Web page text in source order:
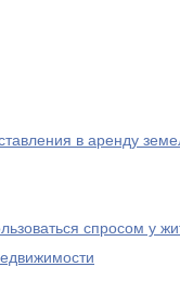
в аренду
спросом у